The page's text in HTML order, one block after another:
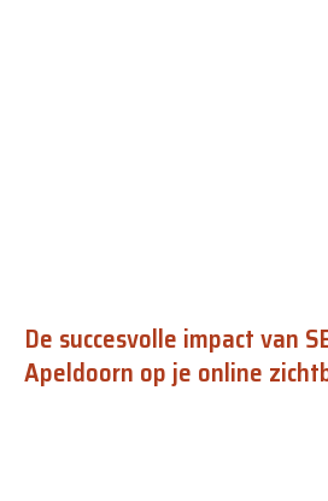
De succesvolle impact van
Apeldoorn op je online